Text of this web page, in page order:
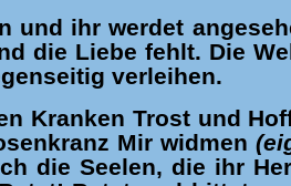
und ihr werdet
die Liebe fehlt. Die
verleihen.
Kranken Trost und
Mir widmen
die Seelen, die ihr